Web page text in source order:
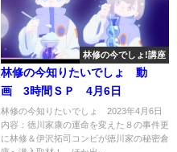
林修の今でしょ!講座
林修の今知りたいでしょ 動
画 3時間ＳＰ 4月6日
林修の今知りたいでしょ 2023年4月6日
内容：徳川家康の運命を変えた８の事件更
に林修＆伊沢拓司コンビが徳川家の秘密倉